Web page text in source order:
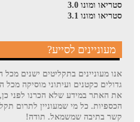
סטריאו ומונו 3.0
סטריאו ומונו 3.1
מעוניינים לסייע?
אנו מעוניינים בתקליטים ישנים מכל
גדולים כקטנים ועיתוני מוסיקה
את האתר במידע שלא הכרנו לפני
הכספיות. כל מי שמעוניין לתרום
קשר בתיבה שמשמאל. תודה!